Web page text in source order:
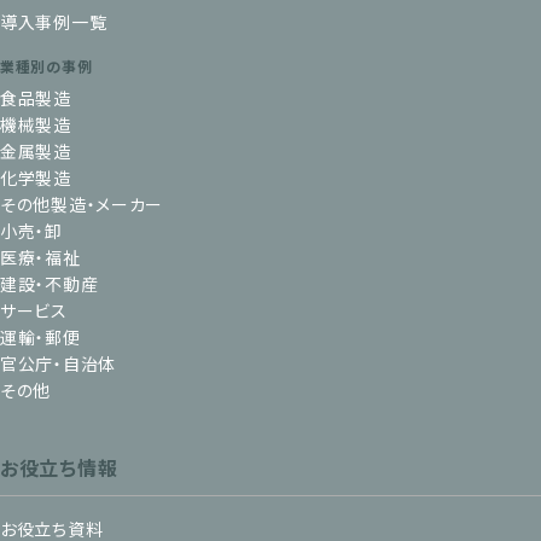
導入事例一覧
業種別の事例
食品製造
機械製造
金属製造
化学製造
その他製造・メーカー
小売・卸
医療・福祉
建設・不動産
サービス
運輸・郵便
官公庁・自治体
その他
お役立ち情報
お役立ち資料